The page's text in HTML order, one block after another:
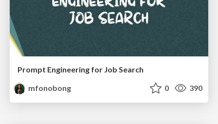
Prompt Engineering for Job Search
mfonobong
0 390